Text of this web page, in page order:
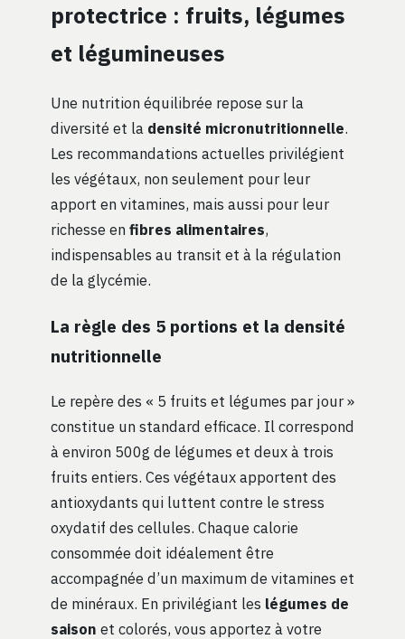
protectrice : fruits, légumes
et légumineuses
Une nutrition équilibrée repose sur la
diversité et la densité micronutritionnelle.
Les recommandations actuelles privilégient
les végétaux, non seulement pour leur
apport en vitamines, mais aussi pour leur
richesse enfibres alimentaires,
indispensables au transit et à la régulation
de la glycémie.
La règle des 5 portions et la densité
nutritionnelle
Le repère des « 5 fruits et légumes par jour »
constitue un standard efficace. Il correspond
à environ 500g de légumes et deux à trois
fruits entiers. Ces végétaux apportent des
antioxydants qui luttent contre le stress
oxydatif des cellules. Chaque calorie
consommée doit idéalement être
accompagnée d’un maximum de vitamines et
de minéraux. En privilégiant les légumes de
saison et colorés, vous apportez à votre